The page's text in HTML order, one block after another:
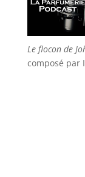
Le flocon de
composé par